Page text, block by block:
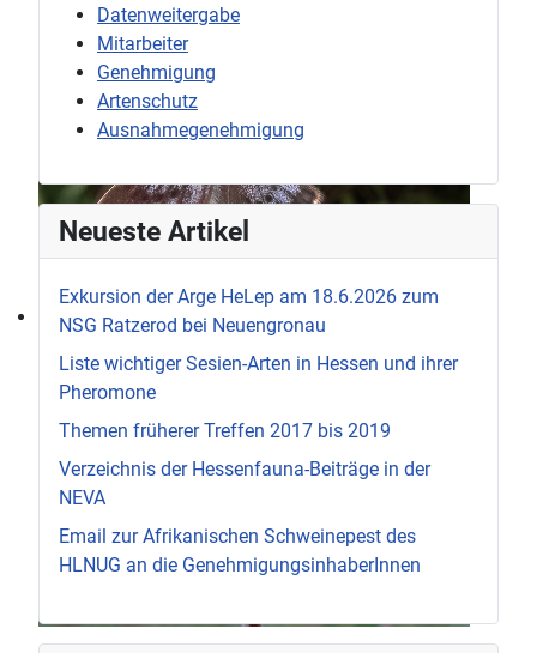
Datenweitergabe
Mitarbeiter
Genehmigung
Artenschutz
Ausnahmegenehmigung
Neueste Artikel
Exkursion der Arge HeLep am 18.6.2026 zum
NSG Ratzerod bei Neuengronau
Liste wichtiger Sesien-Arten in Hessen und ihrer
Pheromone
Themen früherer Treffen 2017 bis 2019
Verzeichnis der Hessenfauna-Beiträge in der
NEVA
Email zur Afrikanischen Schweinepest des
HLNUG an die GenehmigungsinhaberInnen